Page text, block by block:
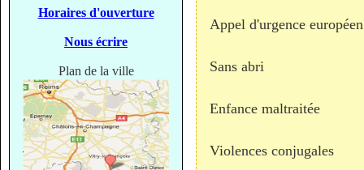
Horaires d'ouverture
Nous écrire
Plan de la ville
Appel d'urgence européen
Sans abri
Enfance maltraitée
Violences conjugales